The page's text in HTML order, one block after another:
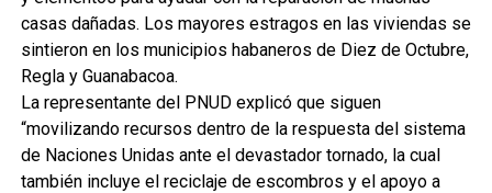
casas dañadas. Los mayores estragos en las viviendas se
sintieron en los municipios habaneros de Diez de Octubre,
Regla y Guanabacoa.
La representante del PNUD explicó que siguen
“movilizando recursos dentro de la respuesta del sistema
de Naciones Unidas ante el devastador tornado, la cual
también incluye el reciclaje de escombros y el apoyo a